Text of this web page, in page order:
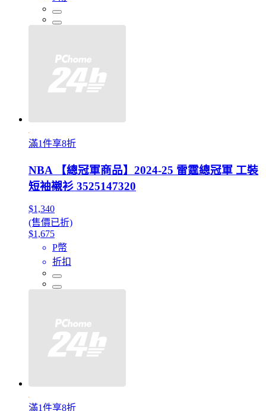
滿1件享8折
NBA 【總冠軍商品】2024-25 雷霆總冠軍 工裝
短袖襯衫 3525147320
$1,340
(售價已折)
$1,675
P幣
折扣
滿1件享8折